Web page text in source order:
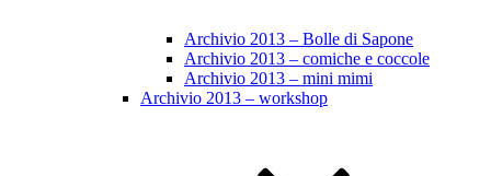
Archivio 2013 – Bolle di Sapone
Archivio 2013 – comiche e coccole
Archivio 2013 – mini mimi
Archivio 2013 – workshop